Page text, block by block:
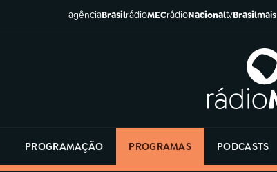
agênciaBrasilrádioMECrádioNacionaltvBrasilmais
PROGRAMAÇÃO PROGRAMAS PODCASTS